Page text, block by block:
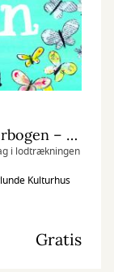
Vind fede præmier med Sommerbogen – den store læsekonkurrence for børn og forældre
i lodtrækningen
Kulturhus
Gratis